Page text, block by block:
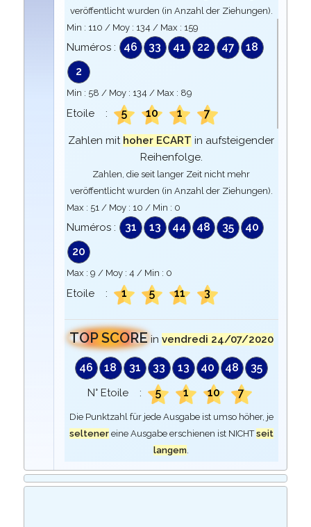
veröffentlicht wurden (in Anzahl der Ziehungen).
Min : 110 / Moy : 134 / Max : 159
Numéros : 46 33 41 22 47
18
2
Min : 58 / Moy : 134 / Max : 89
Etoile : 5 10 1 7
Zahlen mit hoher ECART in aufsteigender
Reihenfolge.
Zahlen, die seit langer Zeit nicht mehr
veröffentlicht wurden (in Anzahl der Ziehungen).
Max : 51/ Moy : 10 / Min : 0
Numéros : 31 13 44 48 35
40
20
Max : 9 / Moy : 4 / Min : 0
Etoile : 1 5 11 3
TOP SCORE in vendredi 24/07/2020
46 18 31 33 13 40 48 35
N° Etoile : 5 1 10 7
Die Punktzahl für jede Ausgabe ist umso höher, je
seltenereine Ausgabe erschienen ist NICHTseit
langem.